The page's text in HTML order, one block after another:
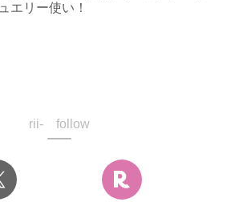
ュエリー使い！
rii- follow